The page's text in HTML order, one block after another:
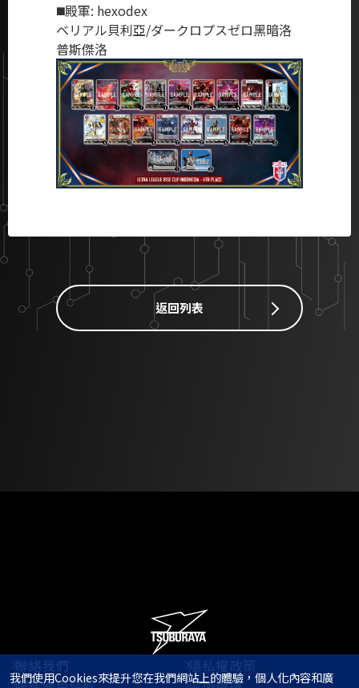
◼️殿軍: hexodex
ベリアル貝利亞/ダークロプスゼロ黑暗洛
普斯傑洛
返回列表
聯絡我們
隱私權政策
我們使用Cookies來提升您在我們網站上的體驗，個人化內容和廣